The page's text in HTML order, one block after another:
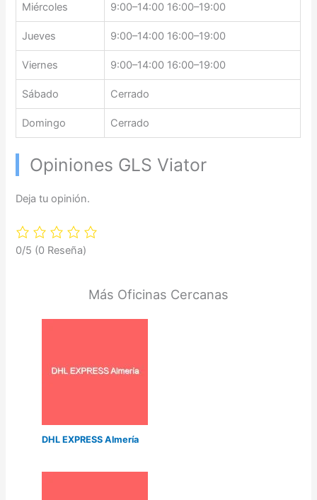
Miércoles 9:00–14:00 16:00–19:00
Jueves 9:00–14:00 16:00–19:00
Viernes 9:00–14:00 16:00–19:00
Sábado Cerrado
Domingo Cerrado
Opiniones GLS Viator
Deja tu opinión.
0/5 (0 Reseña)
Más Oficinas Cercanas
DHL EXPRESS Almería